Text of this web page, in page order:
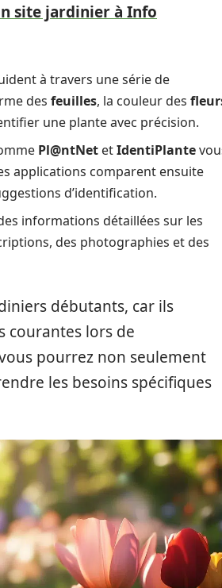
site jardinier à Info
à travers une série de
des feuilles, la couleur des
une plante avec précision.
Pl@ntNet etIdentiPlante
applications comparent ensuite
d’identification.
informations détaillées sur les
des photographies et des
débutants, car ils
courantes lors de
pourrez non seulement
les besoins spécifiques